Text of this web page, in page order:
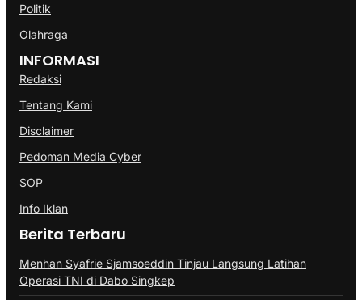
Politik
Olahraga
INFORMASI
Redaksi
Tentang Kami
Disclaimer
Pedoman Media Cyber
SOP
Info Iklan
Berita Terbaru
Menhan Syafrie Sjamsoeddin Tinjau Langsung Latihan
Operasi TNI di Dabo Singkep